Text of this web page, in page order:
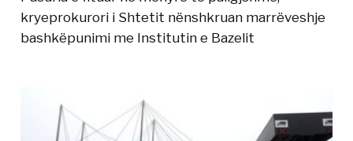
kryeprokurori i Shtetit nënshkruan marrëveshje
bashkëpunimi me Institutin e Bazelit